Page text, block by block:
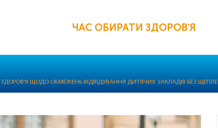
ЧАС ОБИРАТИ ЗДОРОВ'Я
ЩОДО ОБМЕЖЕНЬ ВІДВІДУВАННЯ ДИТЯЧИХ ЗАКЛАДІВ БЕЗ